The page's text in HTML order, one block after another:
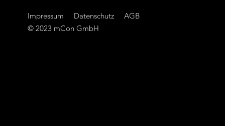
Impressum Datenschutz
AGB
© 2023 mCon GmbH